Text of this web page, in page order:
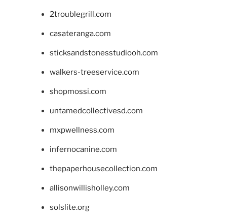
2troublegrill.com
casateranga.com
sticksandstonesstudiooh.com
walkers-treeservice.com
shopmossi.com
untamedcollectivesd.com
mxpwellness.com
infernocanine.com
thepaperhousecollection.com
allisonwillisholley.com
solslite.org